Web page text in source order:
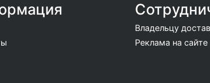
Владельцу
Реклама на сайте